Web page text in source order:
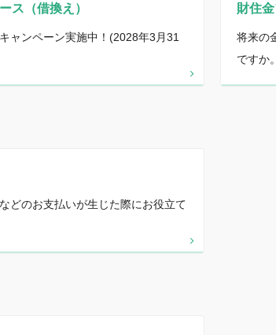
ス（借換え）
ャンペーン実施中！(2028年3月31
財住
将来の
ですか。
どのお支払いが生じた際にお役立て